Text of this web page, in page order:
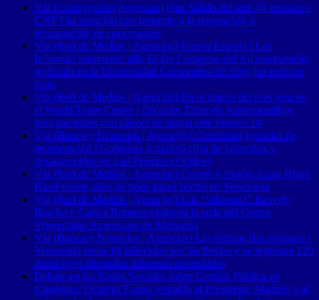
Vía (Contrapunto| Agencias) Han Salido del aire 46 emisoras:
CNP Fija posición con respecto a la renovación o
reasignación de concesiones
Vía (Red de Medios | Agencias) Nueva Esparta | Los
Informa2 estuvieron allí: El 1er Congreso del Ají margariteño
realizado en la Universidad Corporativa de Sigo fue todo un
éxito
Vía (Red de Medios | Agencias) En el marco del mes rosa en
el World Trade Center | Dictarán Taller de Automaquillaje
para pacientes con cáncer de mama este viernes 14
Vía (Banca y Negocios | Agencias) Continúan jornadas de
recuperación | Gobierno actualizó cifra de fallecidos y
desaparecidos en Las Tejerías (+Video)
Vía (Red de Medios | Agencias) Covers y fusión: Luna Blues
Band veinte años de buen blues hecho en Venezuela
Vía (Red de Medios | Agencias) Los “Informa2” Beverly
Bracho y Carlos Romero visitaron la sede del Centro
Venezolano Americano de Margarita
Vía (Banca y Negocios | Agencias) Las últimas dos semanas |
Venezuela suma 18 fallecidos por las lluvias y se registran 120
municipios afectados informan autoridades
Debate en las Redes Sociales sobre Gestión Pública en
Carabobo: Octavio Táriba respalda al Presidente Maduro y al